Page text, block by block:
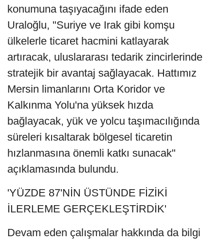
konumuna taşıyacağını ifade eden
Uraloğlu, "Suriye ve Irak gibi komşu
ülkelerle ticaret hacmini katlayarak
artıracak, uluslararası tedarik zincirlerinde
stratejik bir avantaj sağlayacak. Hattımız
Mersin limanlarını Orta Koridor ve
Kalkınma Yolu'na yüksek hızda
bağlayacak, yük ve yolcu taşımacılığında
süreleri kısaltarak bölgesel ticaretin
hızlanmasına önemli katkı sunacak"
açıklamasında bulundu.
'YÜZDE 87'NİN ÜSTÜNDE FİZİKİ
İLERLEME GERÇEKLEŞTİRDİK'
Devam eden çalışmalar hakkında da bilgi